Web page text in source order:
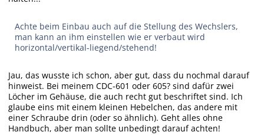
Achte beim Einbau auch auf die Stellung des Wechslers,
man kann an ihm einstellen wie er verbaut wird
horizontal/vertikal-liegend/stehend!
Jau, das wusste ich schon, aber gut, dass du nochmal darauf
hinweist. Bei meinem CDC-601 oder 605? sind dafür zwei
Löcher im Gehäuse, die auch recht gut beschriftet sind. Ich
glaube eins mit einem kleinen Hebelchen, das andere mit
einer Schraube drin (oder so ähnlich). Geht alles ohne
Handbuch, aber man sollte unbedingt darauf achten!